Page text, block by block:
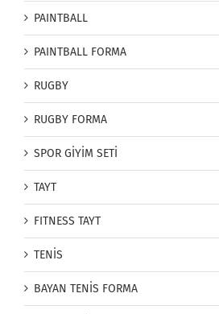
PAINTBALL
PAINTBALL FORMA
RUGBY
RUGBY FORMA
SPOR GİYİM SETİ
TAYT
FITNESS TAYT
TENİS
BAYAN TENİS FORMA